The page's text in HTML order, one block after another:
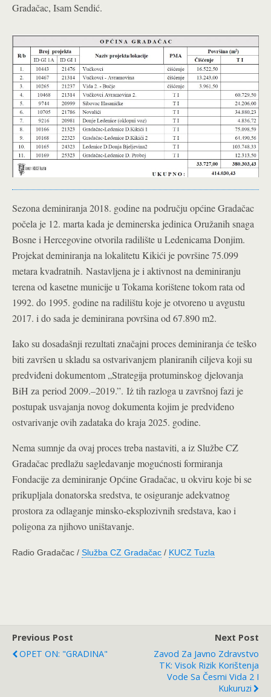
Gradačac, Isam Sendić.
Sezona deminiranja 2018. godine na području općine Gradačac
počela je 12. marta kada je deminerska jedinica Oružanih snaga
Bosne i Hercegovine otvorila radilište u Ledenicama Donjim.
Projekat deminiranja na lokalitetu Kikići je površine 75.099
metara kvadratnih. Nastavljena je i aktivnost na deminiranju
terena od kasetne municije u Tokama korištene tokom rata od
1992. do 1995. godine na radilištu koje je otvoreno u avgustu
2017. i do sada je deminirana površina od 67.890 m2.
Iako su dosadašnji rezultati značajni proces deminiranja će teško
biti završen u skladu sa ostvarivanjem planiranih ciljeva koji su
predviđeni dokumentom „Strategija protuminskog djelovanja
BiH za period 2009.–2019.”. Iż tih razloga u završnoj fazi je
postupak usvajanja novog dokumenta kojim je predviđeno
ostvarivanje ovih zadataka do kraja 2025. godine.
Nema sumnje da ovaj proces treba nastaviti, a iz Službe CZ
Gradačac predlažu sagledavanje mogućnosti formiranja
Fondacije za deminiranje Općine Gradačac, u okviru koje bi se
prikupljala donatorska sredstva, te osiguranje adekvatnog
prostora za odlaganje minsko-eksplozivnih sredstava, kao i
poligona za njihovo uništavanje.
Radio Gradačac / Služba CZ Gradačac / KUCZ Tuzla
Previous Post
OPET ON: "GRADINA"
Next Post
Zavod Za Javno Zdravstvo
TK: Visok Rizik Korištenja
Vode Sa Česmi Vida 2 I
Kukuruzi